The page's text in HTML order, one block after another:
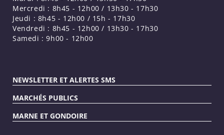
Mercredi : 8h45 - 12h00 / 13h30 - 17h30
Jeudi : 8h45 - 12h00 / 15h - 17h30
Vendredi : 8h45 - 12h00 / 13h30 - 17h30
Samedi : 9h00 - 12h00
NEWSLETTER ET ALERTES SMS
MARCHÉS PUBLICS
MARNE ET GONDOIRE